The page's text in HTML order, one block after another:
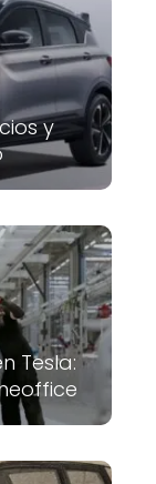
y
Tesla: